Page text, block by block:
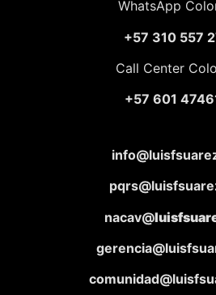
WhatsApp
+57 310 557
Call Center
+57 601
nacav@